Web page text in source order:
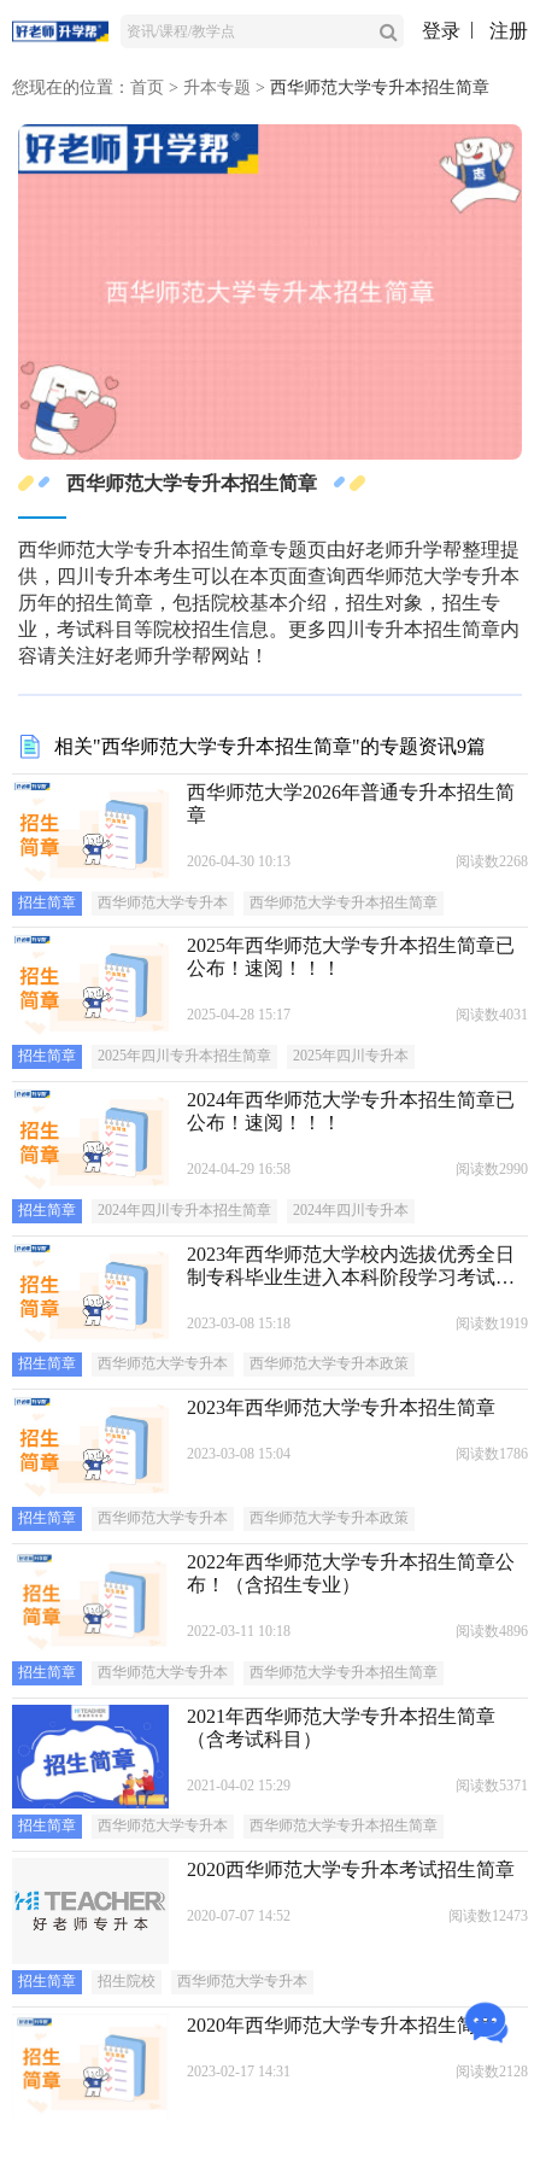
登录 注册
您现在的位置： 首页 > 升本专题 > 西华师范大学专升本招生简章
西华师范大学专升本招生简章
西华师范大学专升本招生简章专题页由好老师升学帮整理提
供，四川专升本考生可以在本页面查询西华师范大学专升本
历年的招生简章，包括院校基本介绍，招生对象，招生专
业，考试科目等院校招生信息。更多四川专升本招生简章内
容请关注好老师升学帮网站！
相关"西华师范大学专升本招生简章"的专题资讯9篇
西华师范大学2026年普通专升本招生简
章
2026-04-30 10:13 阅读数2268
招生简章 西华师范大学专升本 西华师范大学专升本招生简章
2025年西华师范大学专升本招生简章已
公布！速阅！！！
2025-04-28 15:17 阅读数4031
招生简章 2025年四川专升本招生简章 2025年四川专升本
2024年西华师范大学专升本招生简章已
公布！速阅！！！
2024-04-29 16:58 阅读数2990
招生简章 2024年四川专升本招生简章 2024年四川专升本
2023年西华师范大学校内选拔优秀全日
制专科毕业生进入本科阶段学习考试招
2023-03-08 15:18 阅读数1919
招生简章 西华师范大学专升本 西华师范大学专升本政策
2023年西华师范大学专升本招生简章
2023-03-08 15:04 阅读数1786
招生简章 西华师范大学专升本 西华师范大学专升本政策
2022年西华师范大学专升本招生简章公
布！（含招生专业）
2022-03-11 10:18 阅读数4896
招生简章 西华师范大学专升本 西华师范大学专升本招生简章
2021年西华师范大学专升本招生简章
（含考试科目）
2021-04-02 15:29 阅读数5371
招生简章 西华师范大学专升本 西华师范大学专升本招生简章
2020西华师范大学专升本考试招生简章
2020-07-07 14:52 阅读数12473
招生简章 招生院校 西华师范大学专升本
2020年西华师范大学专升本招生简章
2023-02-17 14:31 阅读数2128